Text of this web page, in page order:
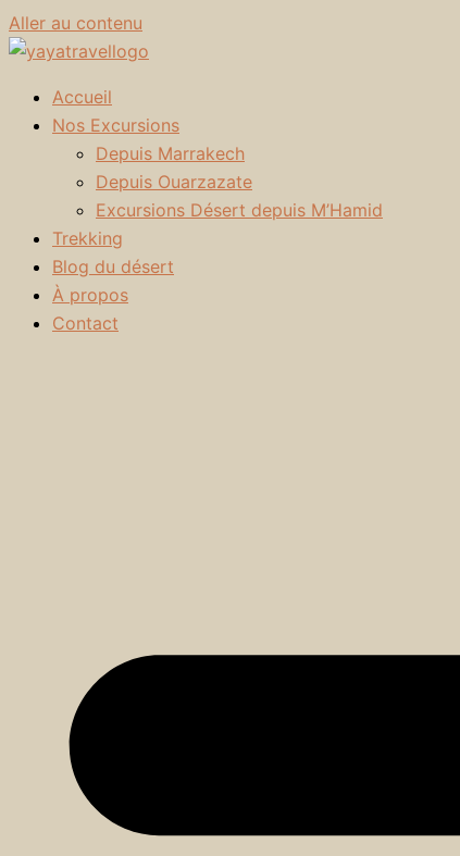
Aller au contenu
Accueil
Nos Excursions
Depuis Marrakech
Depuis Ouarzazate
Excursions Désert depuis M’Hamid
Trekking
Blog du désert
À propos
Contact